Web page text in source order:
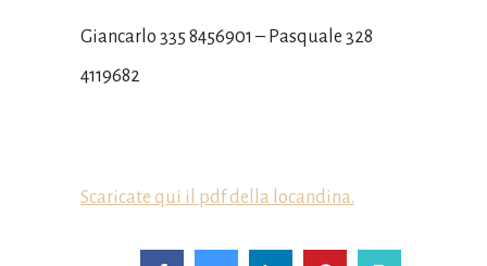
Giancarlo 335 8456901 – Pasquale 328
4119682
Scaricate qui il pdf della locandina.